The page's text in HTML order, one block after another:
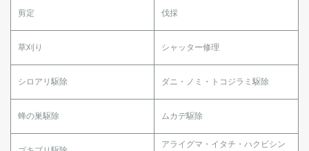
剪定 伐採
草刈り シャッター修理
シロアリ駆除 ダニ・ノミ・トコジラミ駆除
蜂の巣駆除 ムカデ駆除
アライグマ・イタチ・ハクビシン